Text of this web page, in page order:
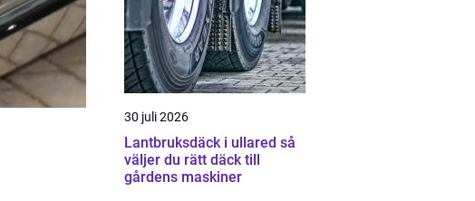
30 juli 2026
Lantbruksdäck i ullared så
väljer du rätt däck till
gårdens maskiner